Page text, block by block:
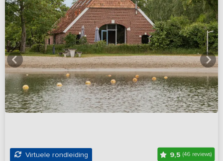
Virtuele rondleiding 9,5 (46 reviews)